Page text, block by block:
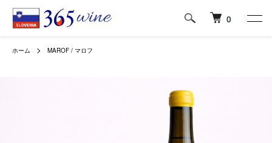
0
ホーム MAROF / マロフ